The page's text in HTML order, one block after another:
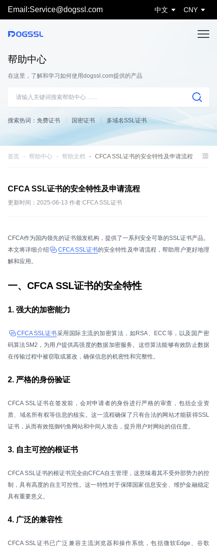
Email:Service@dogssl.com 中文 CNY
帮助中心
在这里，了解和学习如何使用dogssl.com提供的产品
搜索热词： 免费证书 国密证书 多域名SSL证书
首页 帮助中心 帮助文档 CFCA SSL证书的安全特性及申请流程
CFCA SSL证书的安全特性及申请流程
更新时间：2025-06-13 作者:CFCA SSL证书
CFCA作为国内领先的证书颁发机构，提供了一系列安全可靠的SSL证书产品。
本文将详细介绍
CFCA SSL证书的安全特性及申请流程，帮助用户更好地理
解和应用。
一、CFCA SSL证书的安全特性
1. 强大的加密能力
CFCA SSL证书采用国际主流的加密算法，如RSA、ECC等，以及国产密
码算法SM2，为用户提供高强度的数据加密服务。这些算法能够有效防止数据
在传输过程中被窃取或篡改，确保信息的机密性和完整性。
2. 严格的身份验证
CFCA SSL证书在签发前，会对申请者的身份进行严格的审查，包括企业资
质、域名所有权等信息的核实。这一流程确保了只有合法的网站才能获得SSL
证书，从而有效抵御钓鱼网站和中间人攻击，提升用户对网站的信任度。
3. 自主可控的根证书
CFCA SSL证书的根证书完全由CFCA自主管理，这意味着其不受外部势力的控
制，具有高度的自主可控性。这一特性对于保障国家信息安全、维护金融稳定
具有重要意义。
4. 广泛的兼容性
CFCA SSL证书已广泛兼容主流浏览器和操作系统，包括微软Edge、谷歌